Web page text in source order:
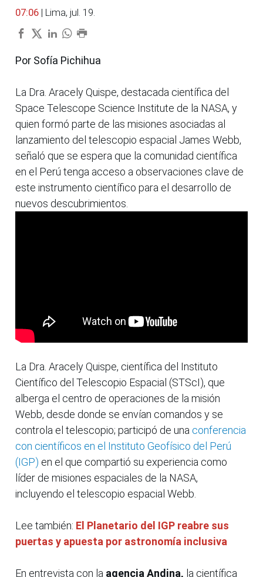
07:06 | Lima, jul. 19.
Por Sofía Pichihua
La Dra. Aracely Quispe, destacada científica del
Space Telescope Science Institute de la NASA, y
quien formó parte de las misiones asociadas al
lanzamiento del telescopio espacial James Webb,
señaló que se espera que la comunidad científica
en el Perú tenga acceso a observaciones clave de
este instrumento científico para el desarrollo de
nuevos descubrimientos.
La Dra. Aracely Quispe, científica del Instituto
Científico del Telescopio Espacial (STScI), que
alberga el centro de operaciones de la misión
Webb, desde donde se envían comandos y se
controla el telescopio; participó de una conferencia
con científicos en el Instituto Geofísico del Perú
(IGP) en el que compartió su experiencia como
líder de misiones espaciales de la NASA,
incluyendo el telescopio espacial Webb.
Lee también: El Planetario del IGP reabre sus
puertas y apuesta por astronomía inclusiva
En entrevista con la agencia Andina, la científica